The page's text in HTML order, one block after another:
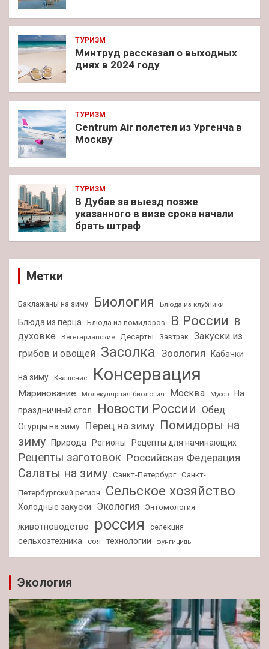
ТУРИЗМ
Минтруд рассказал о выходных
днях в 2024 году
ТУРИЗМ
Centrum Air полетел из Ургенча в
Москву
ТУРИЗМ
В Дубае за выезд позже
указанного в визе срока начали
брать штраф
Метки
Баклажаны на зиму Биология Блюда из клубники
Блюда из перца Блюда из помидоров В России
В
духовке
Вегетарианские Десерты Завтрак
Закуски из
грибов и овощей Засолка Зоология Кабачки
на зиму Квашение Консервация
Маринование Молекулярная биология Москва Мусор
На
праздничный стол
Новости России Обед
Огурцы на зиму Перец на зиму Помидоры на
зиму Природа Регионы Рецепты для начинающих
Рецепты заготовок Российская Федерация
Салаты на зиму Санкт-Петербург Санкт-
Петербургский регион
Сельское хозяйство
Холодные закуски Экология Энтомология
животноводство россия селекция
сельхозтехника соя технологии фунгициды
Экология